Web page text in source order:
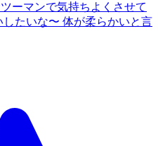
ーマンで気持ちよくさせて
たいな〜 体が柔らかいと言